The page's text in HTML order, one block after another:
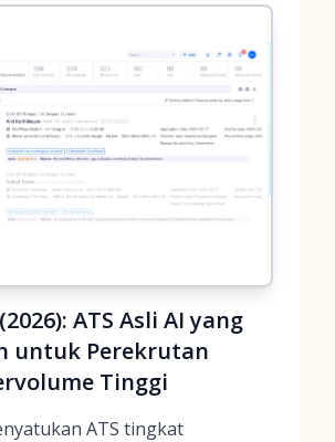
ATS Asli AI yang
untuk Perekrutan
Tinggi
ATS tingkat